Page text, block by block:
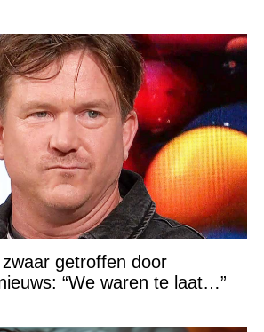
getroffen door
“We waren te laat…”